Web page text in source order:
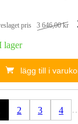
pris 3 646,00 kr
lager
lägg till i
2 3 4